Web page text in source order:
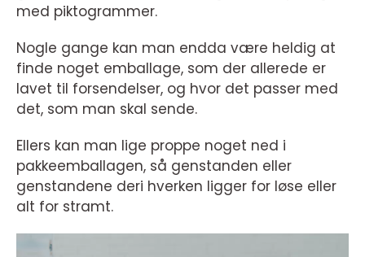
med piktogrammer.
Nogle gange kan man endda være heldig at
finde noget emballage, som der allerede er
lavet til forsendelser, og hvor det passer med
det, som man skal sende.
Ellers kan man lige proppe noget ned i
pakkeemballagen, så genstanden eller
genstandene deri hverken ligger for løse eller
alt for stramt.